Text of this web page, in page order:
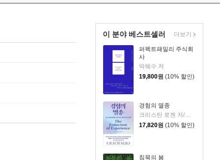
이 분야 베스트셀러
퍼펙트패밀리 주식회
사
박혜수 저
19,800원 (10% 할인)
경험의 멸종
17,820원 (10% 할인)
침묵의 봄
더보기